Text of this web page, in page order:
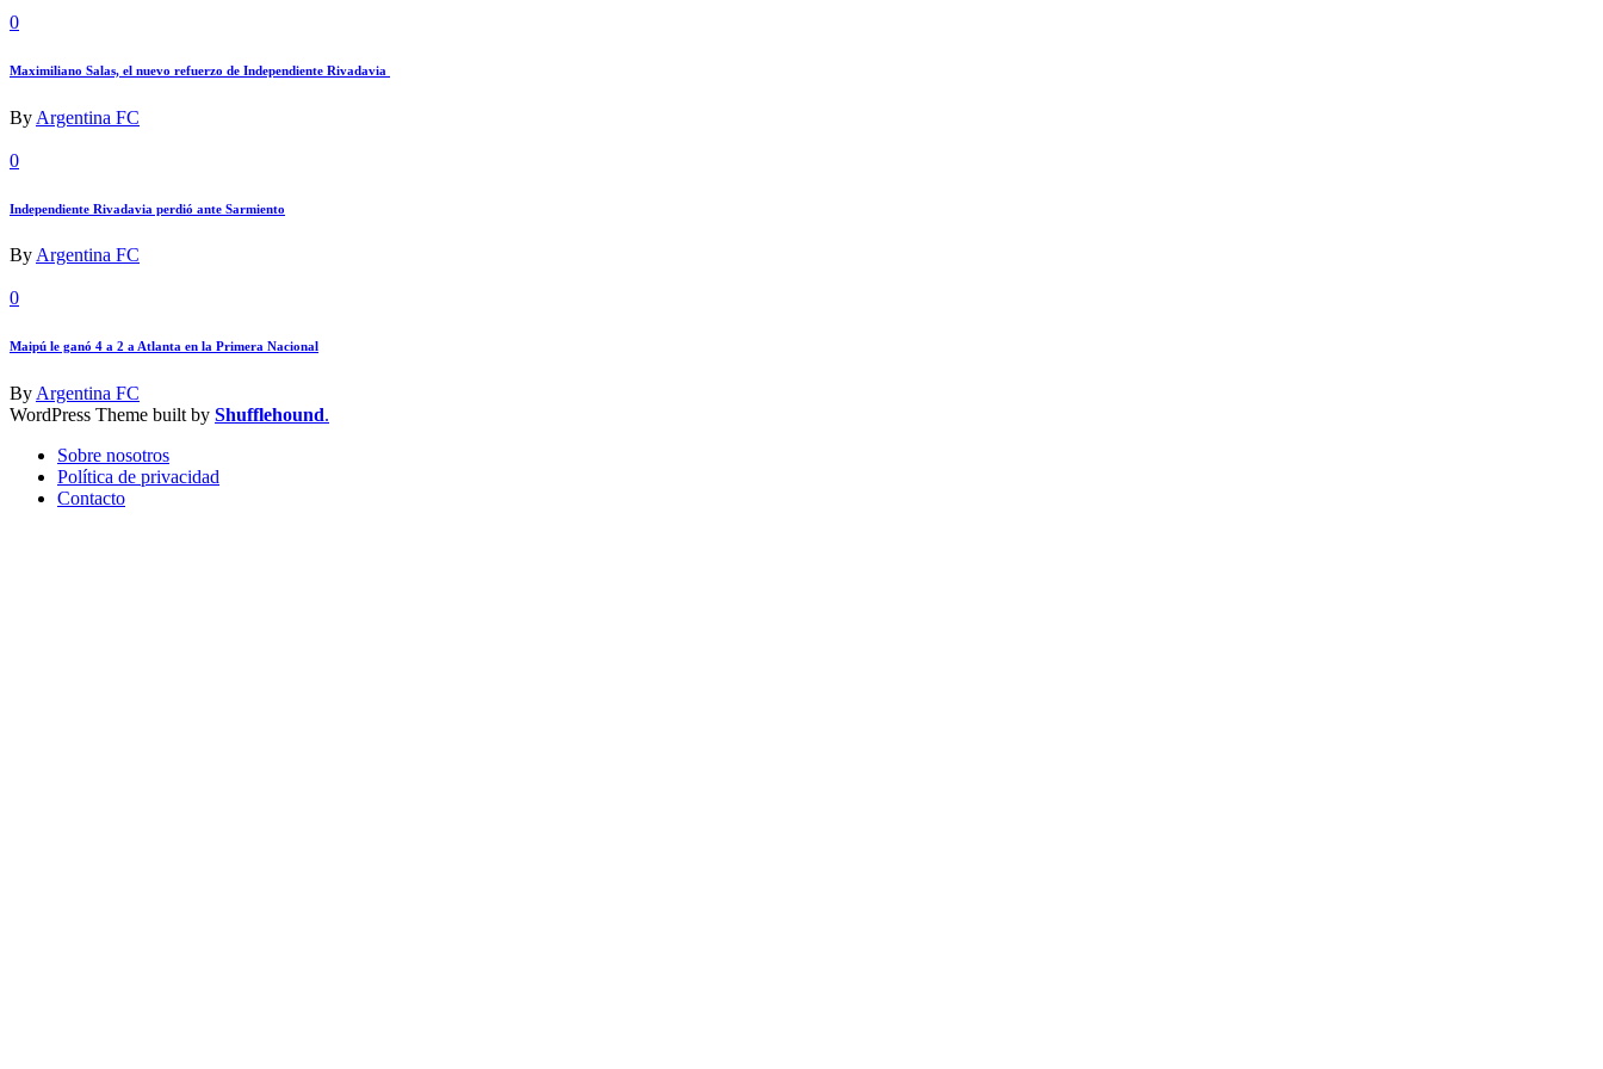
0
Maximiliano Salas, el nuevo refuerzo de Independiente Rivadavia
By Argentina FC
0
Independiente Rivadavia perdió ante Sarmiento
ByArgentina FC
0
Maipú le ganó 4 a 2 a Atlanta en la Primera Nacional
ByArgentina FC
WordPress Theme built by Shufflehound.
Sobre nosotros
Política de privacidad
Contacto